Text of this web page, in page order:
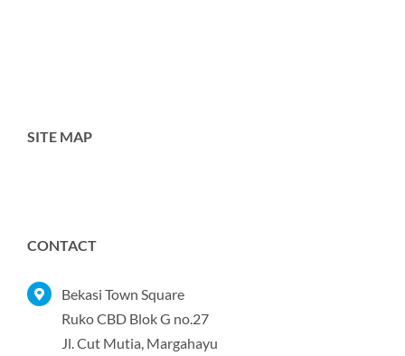
SITE MAP
Tentang Kami
Produk
CONTACT
Bekasi Town Square
Ruko CBD Blok G no.27
Jl. Cut Mutia, Margahayu